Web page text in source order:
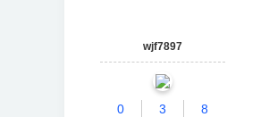
wjf7897
0 3 8